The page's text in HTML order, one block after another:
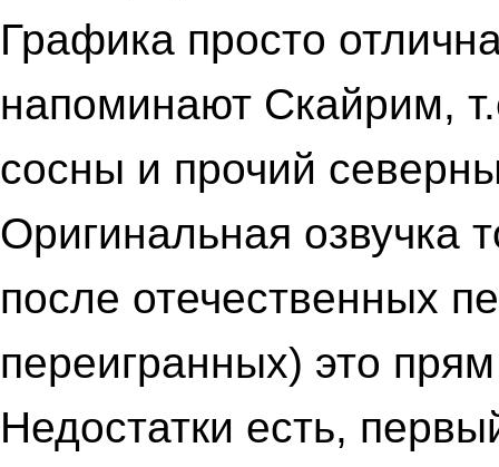
Графика просто
напоминают Скайрим,
сосны и прочий
Оригинальная озвучка
после отечественных
переигранных) это
Недостатки есть,